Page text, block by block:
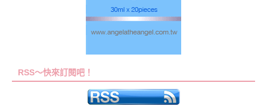
RSS～快來訂閱吧！